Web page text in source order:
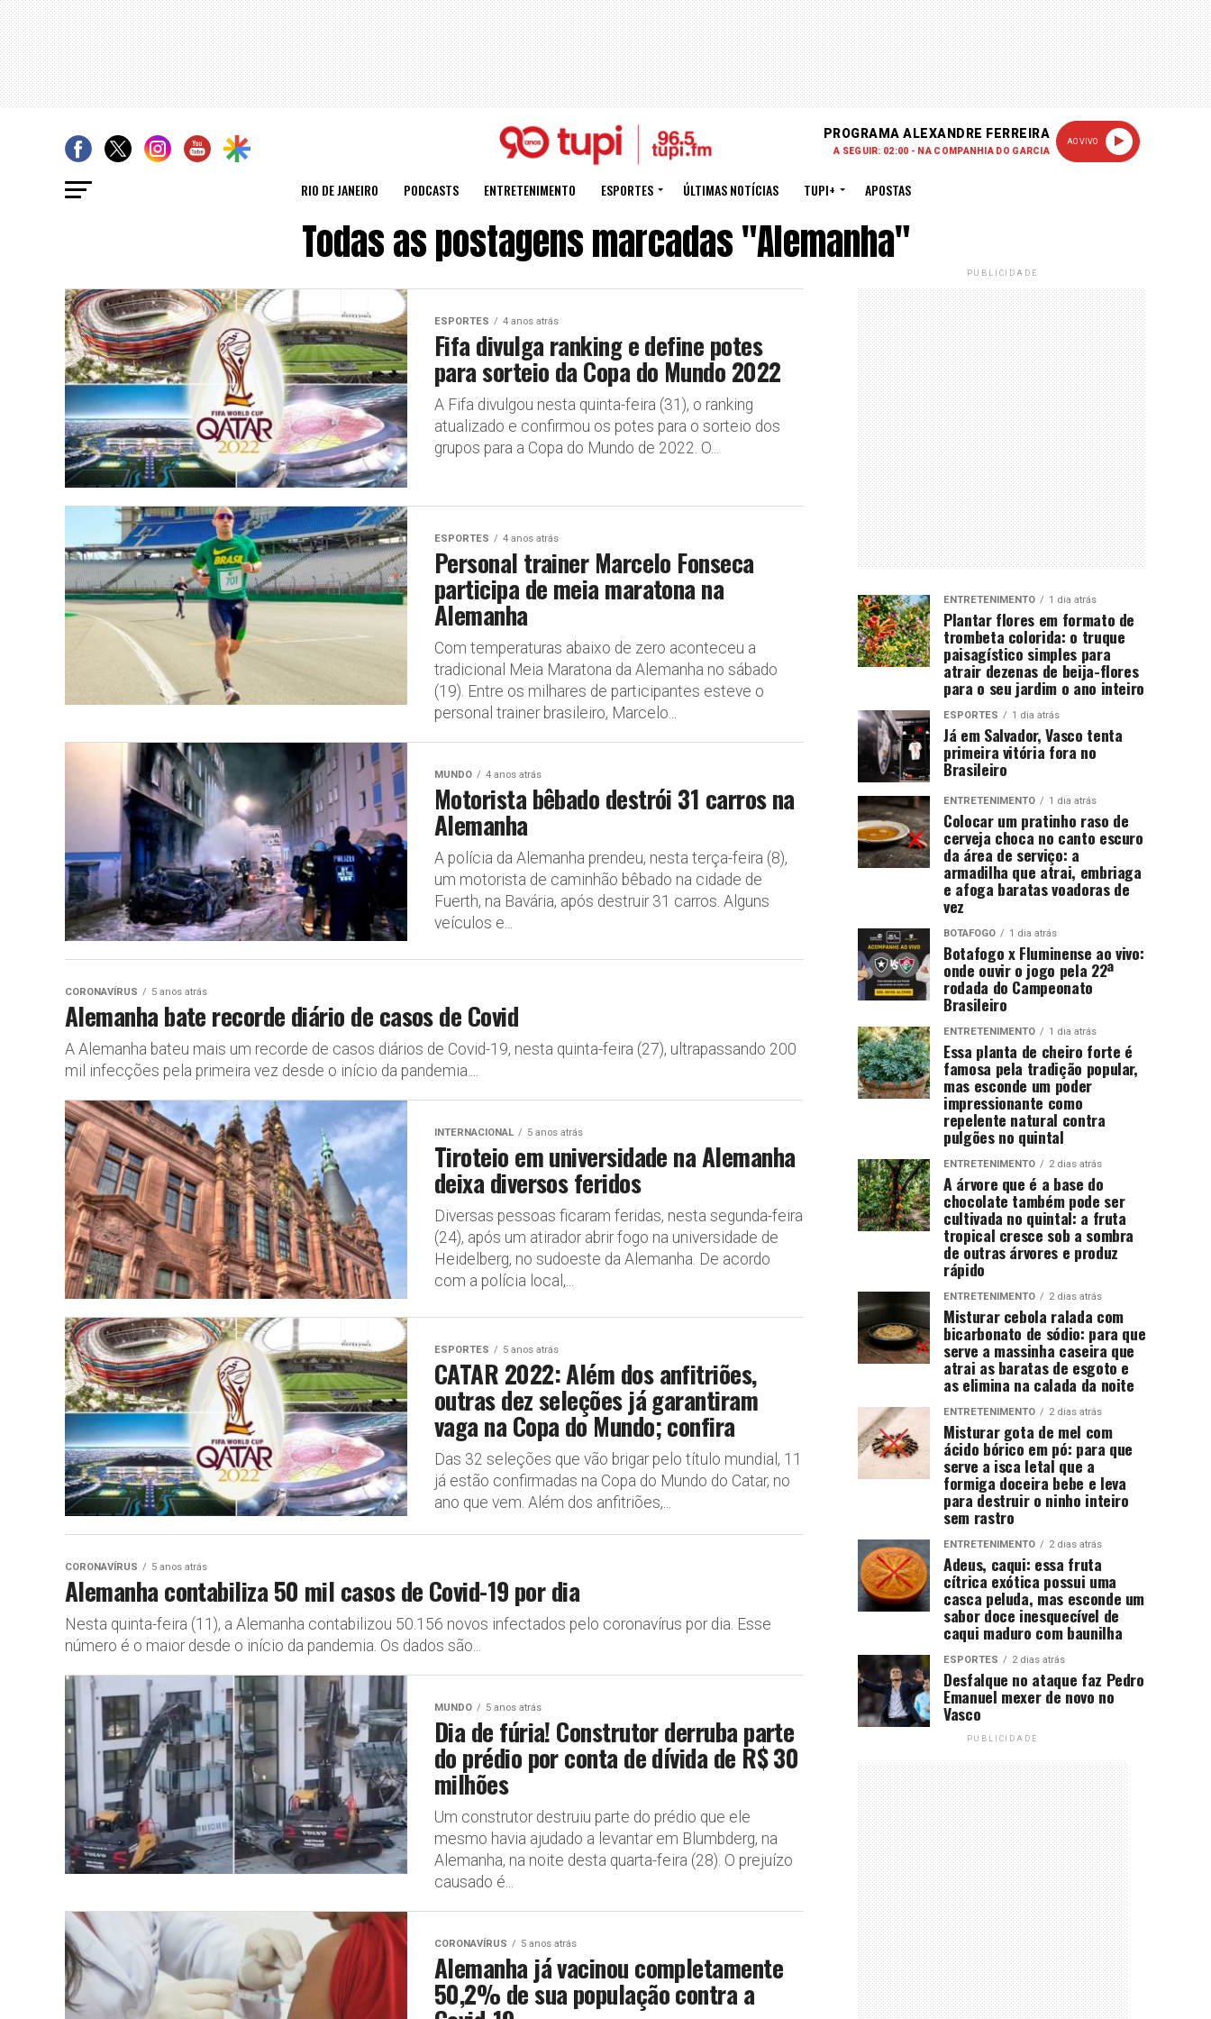
PROGRAMA ALEXANDRE FERREIRA
A SEGUIR: 02:00 - NA COMPANHIA DO GARCIA
AO VIVO
RIO DE JANEIRO PODCASTS ENTRETENIMENTO ESPORTES ÚLTIMAS NOTÍCIAS TUPI+ APOSTAS
Todas as postagens marcadas "Alemanha"
ESPORTES 4 anos atrás
Fifa divulga ranking e define potes
para sorteio da Copa do Mundo 2022
A Fifa divulgou nesta quinta-feira (31), o ranking
atualizado e confirmou os potes para o sorteio dos
grupos para a Copa do Mundo de 2022. O...
ESPORTES 4 anos atrás
Personal trainer Marcelo Fonseca
participa de meia maratona na
Alemanha
Com temperaturas abaixo de zero aconteceu a
tradicional Meia Maratona da Alemanha no sábado
(19). Entre os milhares de participantes esteve o
personal trainer brasileiro, Marcelo...
MUNDO 4 anos atrás
Motorista bêbado destrói 31 carros na
Alemanha
A polícia da Alemanha prendeu, nesta terça-feira (8),
um motorista de caminhão bêbado na cidade de
Fuerth, na Bavária, após destruir 31 carros. Alguns
veículos e...
CORONAVÍRUS 5 anos atrás
Alemanha bate recorde diário de casos de Covid
A Alemanha bateu mais um recorde de casos diários de Covid-19, nesta quinta-feira (27), ultrapassando 200
mil infecções pela primeira vez desde o início da pandemia....
INTERNACIONAL 5 anos atrás
Tiroteio em universidade na Alemanha
deixa diversos feridos
Diversas pessoas ficaram feridas, nesta segunda-feira
(24), após um atirador abrir fogo na universidade de
Heidelberg, no sudoeste da Alemanha. De acordo
com a polícia local,...
ESPORTES 5 anos atrás
CATAR 2022: Além dos anfitriões,
outras dez seleções já garantiram
vaga na Copa do Mundo; confira
Das 32 seleções que vão brigar pelo título mundial, 11
já estão confirmadas na Copa do Mundo do Catar, no
ano que vem. Além dos anfitriões,...
CORONAVÍRUS 5 anos atrás
Alemanha contabiliza 50 mil casos de Covid-19 por dia
Nesta quinta-feira (11), a Alemanha contabilizou 50.156 novos infectados pelo coronavírus por dia. Esse
número é o maior desde o início da pandemia. Os dados são...
MUNDO 5 anos atrás
Dia de fúria! Construtor derruba parte
do prédio por conta de dívida de R$ 30
milhões
Um construtor destruiu parte do prédio que ele
mesmo havia ajudado a levantar em Blumbderg, na
Alemanha, na noite desta quarta-feira (28). O prejuízo
causado é...
CORONAVÍRUS 5 anos atrás
Alemanha já vacinou completamente
50,2% de sua população contra a
PUBLICIDADE
ENTRETENIMENTO 1 dia atrás
Plantar flores em formato de
trombeta colorida: o truque
paisagístico simples para
atrair dezenas de beija-flores
para o seu jardim o ano inteiro
ESPORTES 1 dia atrás
Já em Salvador, Vasco tenta
primeira vitória fora no
Brasileiro
ENTRETENIMENTO 1 dia atrás
Colocar um pratinho raso de
cerveja choca no canto escuro
da área de serviço: a
armadilha que atrai, embriaga
e afoga baratas voadoras de
vez
BOTAFOGO 1 dia atrás
Botafogo x Fluminense ao vivo:
onde ouvir o jogo pela 22ª
rodada do Campeonato
Brasileiro
ENTRETENIMENTO 1 dia atrás
Essa planta de cheiro forte é
famosa pela tradição popular,
mas esconde um poder
impressionante como
repelente natural contra
pulgões no quintal
ENTRETENIMENTO 2 dias atrás
A árvore que é a base do
chocolate também pode ser
cultivada no quintal: a fruta
tropical cresce sob a sombra
de outras árvores e produz
rápido
ENTRETENIMENTO 2 dias atrás
Misturar cebola ralada com
bicarbonato de sódio: para que
serve a massinha caseira que
atrai as baratas de esgoto e
as elimina na calada da noite
ENTRETENIMENTO 2 dias atrás
Misturar gota de mel com
ácido bórico em pó: para que
serve a isca letal que a
formiga doceira bebe e leva
para destruir o ninho inteiro
sem rastro
ENTRETENIMENTO 2 dias atrás
Adeus, caqui: essa fruta
cítrica exótica possui uma
casca peluda, mas esconde um
sabor doce inesquecível de
caqui maduro com baunilha
ESPORTES 2 dias atrás
Desfalque no ataque faz Pedro
Emanuel mexer de novo no
Vasco
PUBLICIDADE